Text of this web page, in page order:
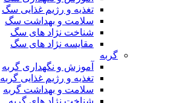
تغذیه و رژیم غذایی سگ
سلامت و بهداشت سگ
شناخت نژاد های سگ
مقایسه نژاد های سگ
گربه
آموزش و نگهداری گربه
تغذیه و رژیم غذایی گربه
سلامت و بهداشت گربه